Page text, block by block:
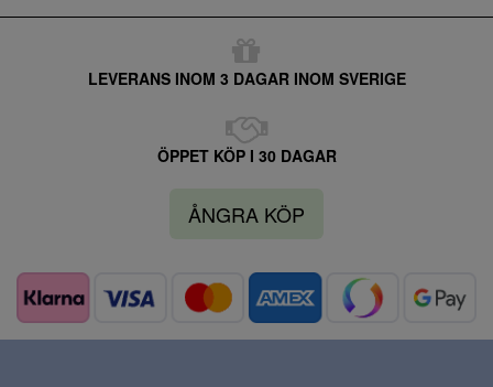
LEVERANS INOM 3 DAGAR INOM SVERIGE
ÖPPET KÖP I 30 DAGAR
ÅNGRA KÖP